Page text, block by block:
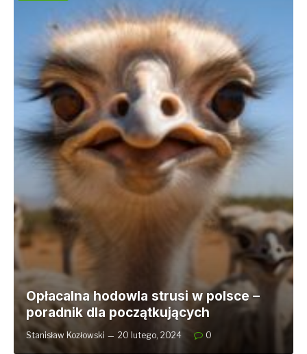
Opłacalna hodowla strusi w polsce –
poradnik dla początkujących
Stanisław Kozłowski 20 lutego, 2024 0